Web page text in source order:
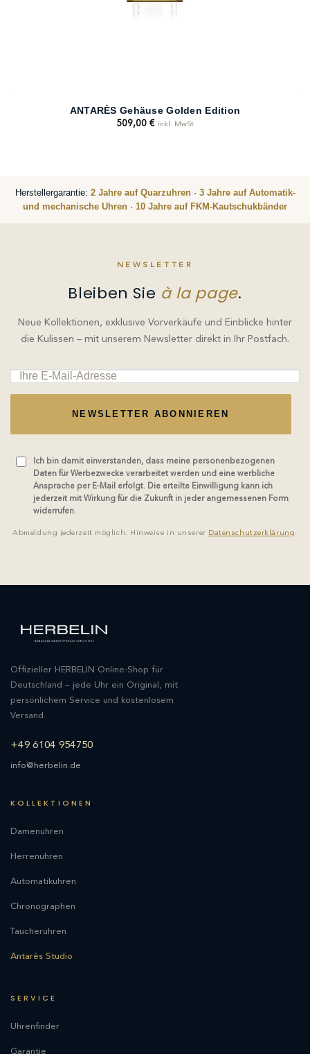
ANTARÈS Gehäuse Golden Edition
509,00 € inkl. MwSt
Herstellergarantie: 2 Jahre auf Quarzuhren· 3 Jahre auf Automatik-
und mechanische Uhren · 10 Jahre auf FKM-Kautschukbänder
NEWSLETTER
Bleiben Sie à la page.
Neue Kollektionen, exklusive Vorverkäufe und Einblicke hinter
die Kulissen – mit unserem Newsletter direkt in Ihr Postfach.
NEWSLETTER ABONNIEREN
Ich bin damit einverstanden, dass meine personenbezogenen
Daten für Werbezwecke verarbeitet werden und eine werbliche
Ansprache per E-Mail erfolgt. Die erteilte Einwilligung kann ich
jederzeit mit Wirkung für die Zukunft in jeder angemessenen Form
widerrufen.
Abmeldung jederzeit möglich. Hinweise in unserer Datenschutzerklärung.
Offizieller HERBELIN Online-Shop für
Deutschland – jede Uhr ein Original, mit
persönlichem Service und kostenlosem
Versand.
+49 6104 954750
info@herbelin.de
KOLLEKTIONEN
Damenuhren
Herrenuhren
Automatikuhren
Chronographen
Taucheruhren
Antarès Studio
SERVICE
Uhrenfinder
Garantie